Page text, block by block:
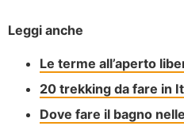
Leggi anche
Le terme all’aperto
20 trekking da fare in
Dove fare il bagno